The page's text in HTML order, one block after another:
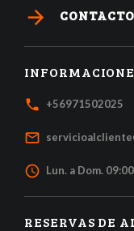
arrow_forward
local_phone +56971502025
mail_outline
access_time Lun. a Dom.
RESERVAS DE